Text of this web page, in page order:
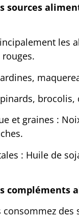
sources
les
brocolis,
et graines :
: Huile de
compléments
consommez des